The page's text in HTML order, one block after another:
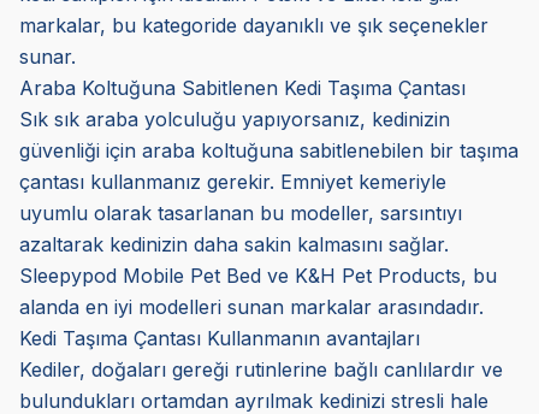
markalar, bu kategoride dayanıklı ve şık seçenekler
sunar.
Araba Koltuğuna Sabitlenen Kedi Taşıma Çantası
Sık sık araba yolculuğu yapıyorsanız, kedinizin
güvenliği için araba koltuğuna sabitlenebilen bir taşıma
çantası kullanmanız gerekir. Emniyet kemeriyle
uyumlu olarak tasarlanan bu modeller, sarsıntıyı
azaltarak kedinizin daha sakin kalmasını sağlar.
Sleepypod Mobile Pet Bed ve K&H Pet Products, bu
alanda en iyi modelleri sunan markalar arasındadır.
Kedi Taşıma Çantası Kullanmanın avantajları
Kediler, doğaları gereği rutinlerine bağlı canlılardır ve
bulundukları ortamdan ayrılmak kedinizi stresli hale